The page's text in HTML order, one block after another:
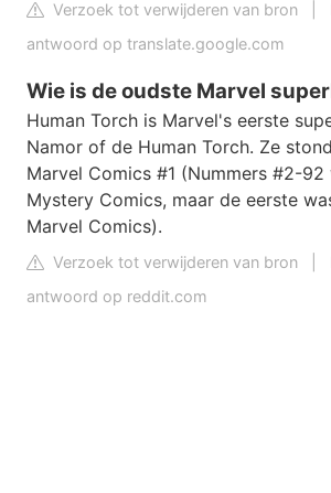
Verzoek tot verwijderen van bron
antwoord op translate.google.com
Wie is de oudste Marvel
Human Torch is Marvel's eerste
Namor of de Human Torch. Ze
Marvel Comics #1 (Nummers #2-92
Mystery Comics, maar de eerste
Marvel Comics).
Verzoek tot verwijderen van bron
antwoord op reddit.com